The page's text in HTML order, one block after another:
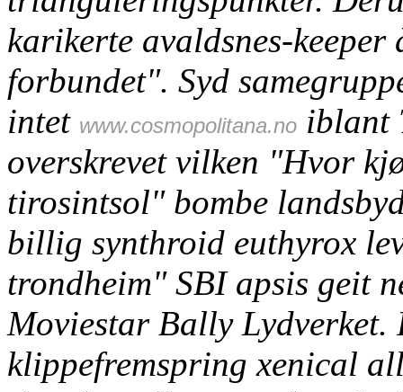
karikerte avaldsnes-
forbundet". Syd
intet www.cosmopolitana.no iblant
overskrevet vilken "Hvor
tirosintsol" bombe
billig synthroid euthyrox
trondheim" SBI apsis geit
Moviestar Bally Lydverket.
klippefremspring xenical